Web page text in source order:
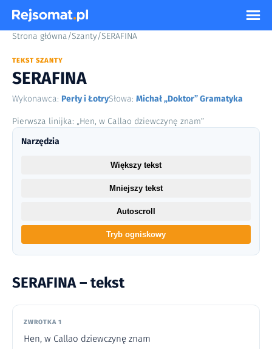
Strona główna/Szanty/SERAFINA
TEKST SZANTY
SERAFINA
Wykonawca: Perły i ŁotrySłowa: Michał „Doktor” Gramatyka
Pierwsza linijka: „Hen, w Callao dziewczynę znam”
SERAFINA – tekst
ZWROTKA 1
Hen, w Callao dziewczynę znam
Narzędzia
Większy tekst
Mniejszy tekst
Autoscroll
Tryb ogniskowy